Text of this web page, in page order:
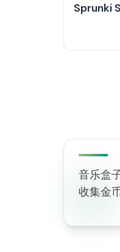
Sprunki
音乐盒
收集金